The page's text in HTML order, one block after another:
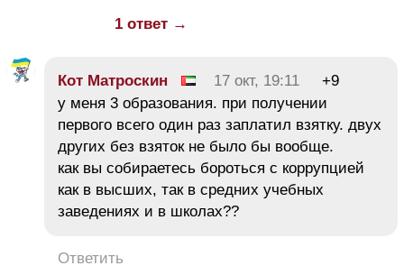
1 ответ →
Кот Матроскин 17 окт, 19:11
+9
у меня 3 образования. при получении
первого всего один раз заплатил взятку. двух
других без взяток не было бы вообще.
как вы собираетесь бороться с коррупцией
как в высших, так в средних учебных
заведениях и в школах??
Ответить